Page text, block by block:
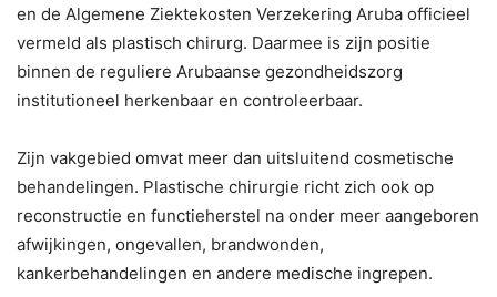
en de Algemene Ziektekosten Verzekering Aruba officieel
vermeld als plastisch chirurg. Daarmee is zijn positie
binnen de reguliere Arubaanse gezondheidszorg
institutioneel herkenbaar en controleerbaar.
Zijn vakgebied omvat meer dan uitsluitend cosmetische
behandelingen. Plastische chirurgie richt zich ook op
reconstructie en functieherstel na onder meer aangeboren
afwijkingen, ongevallen, brandwonden,
kankerbehandelingen en andere medische ingrepen.